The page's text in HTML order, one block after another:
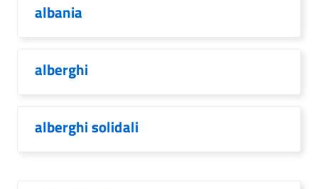
albania
alberghi
alberghi solidali